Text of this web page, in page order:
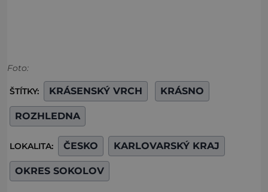
Foto:
ŠTÍTKY: KRÁSENSKÝ VRCH KRÁSNO
ROZHLEDNA
LOKALITA: ČESKO KARLOVARSKÝ KRAJ
OKRES SOKOLOV